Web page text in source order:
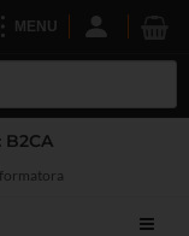
MENU
B2CA